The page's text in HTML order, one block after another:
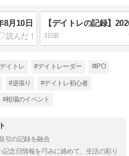
8月10日 【デイトレの記録】
3日前
イトレ #デイトレーダー #IPO
#逆張り #デイトレ初心者
#相場のイベント
引の記録を融合
念日情報を巧みに絡めて、生活の彩り